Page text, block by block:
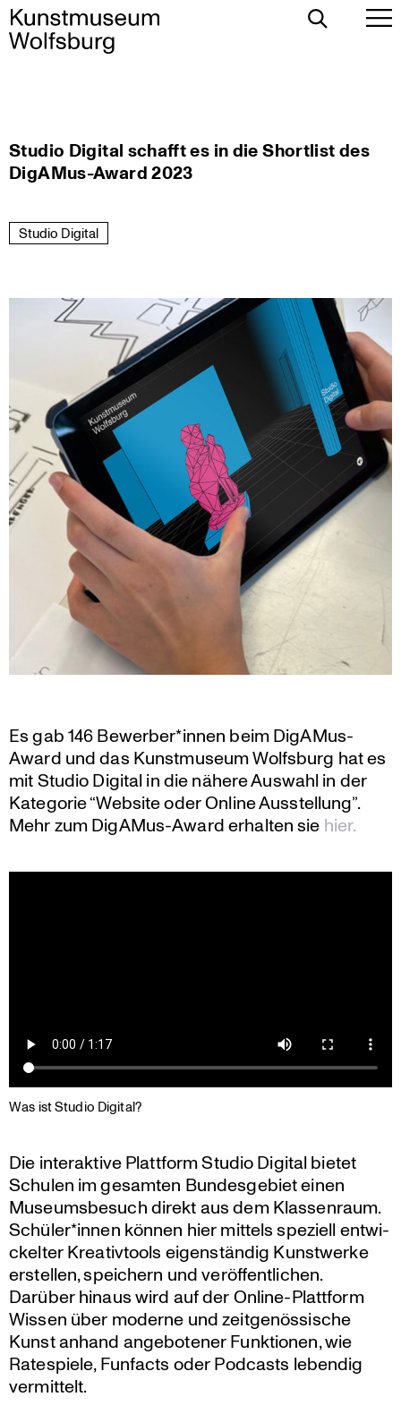
Skip
to
Toggle
Studio Digital schafft es in die Shortlist des
DigAMus-Award 2023
Studio Digital
Es gab 146 Bewerber*innen beim DigAMus-
Award und das Kunst­mu­seum Wolfsburg hat es
mit Studio Digital in die nähere Auswahl in der
Kategorie “Website oder Online Ausstel­lung”.
Mehr zum DigAMus-Award erhalten sie hier.
Was ist Studio Digital?
Die inter­ak­tive Plattform Studio Digital bietet
Schulen im gesamten Bundes­ge­biet einen
Museums­be­such direkt aus dem Klassen­raum.
Schüler*innen können hier mittels speziell entwi­
ckelter Kreativ­tools eigen­ständig Kunst­werke
erstellen, speichern und veröf­fent­li­chen.
Darüber hinaus wird auf der Online-Plattform
Wissen über moderne und zeitge­nös­si­sche
Kunst anhand angebo­tener Funktionen, wie
Ratespiele, Funfacts oder Podcasts lebendig
vermittelt.